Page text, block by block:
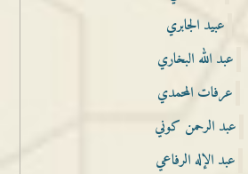
عبيد الجابري
عبد الله البخاري
عرفات المحمدي
عبد الرحمن كوني
عبد الإله الرفاعي